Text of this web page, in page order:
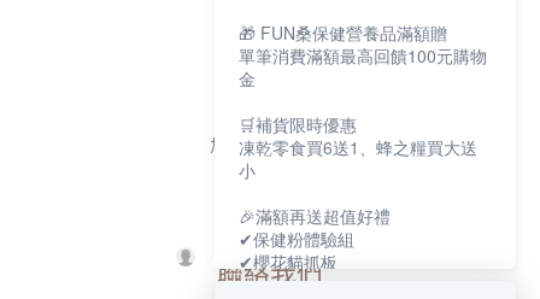
常見問題
運送政策
退換貨政策
貪貪會員制度
加入LINE領好禮
聯絡我們
🎁 FUN桑保健營養品滿額贈
單筆消費滿額最高回饋100元購物
金
🛒補貨限時優惠
凍乾零食買6送1、蜂之糧買大送
小
🎉滿額再送超值好禮
✔保健粉體驗組
✔櫻花貓抓板
✔寵物好眠四季墊